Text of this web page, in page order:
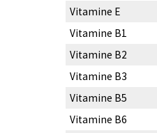
Vitamine E
Vitamine B1
Vitamine B2
Vitamine B3
Vitamine B5
Vitamine B6